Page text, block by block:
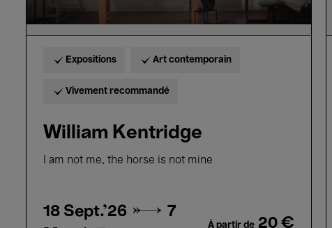
Expositions Art contemporain
Vivement recommandé
William Kentridge
I am not me, the horse is not mine
18 Sept.'26 → 7
À partir de 20 €